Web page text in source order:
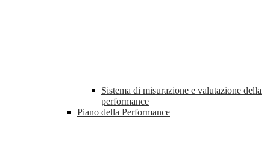
Sistema di misurazione e valutazione della
performance
Piano della Performance